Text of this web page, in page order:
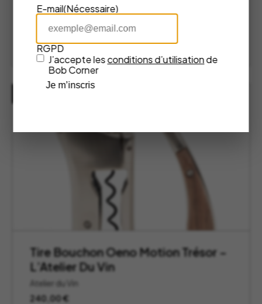
Atelier du Vin
AJOUTER AU PANIER
Tire Bouchon Oeno Motion Trésor –
L’Atelier Du Vin
Atelier du Vin
240,00€
E-mail(Nécessaire)
RGPD
J’accepte lesconditions d’utilisationde
Bob Corner
Je m’inscris